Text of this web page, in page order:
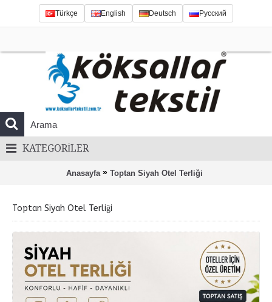
Türkçe English Deutsch Русский
KATEGORILER
Anasayfa » Toptan Siyah Otel Terliği
Toptan Siyah Otel Terliği